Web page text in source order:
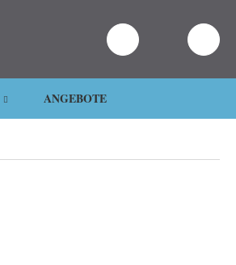
ANGEBOTE